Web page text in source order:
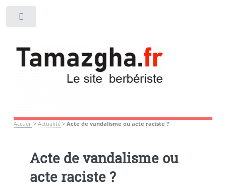
Accueil > Actualité> Acte de vandalisme ou acte raciste ?
Acte de vandalisme ou
acte raciste ?